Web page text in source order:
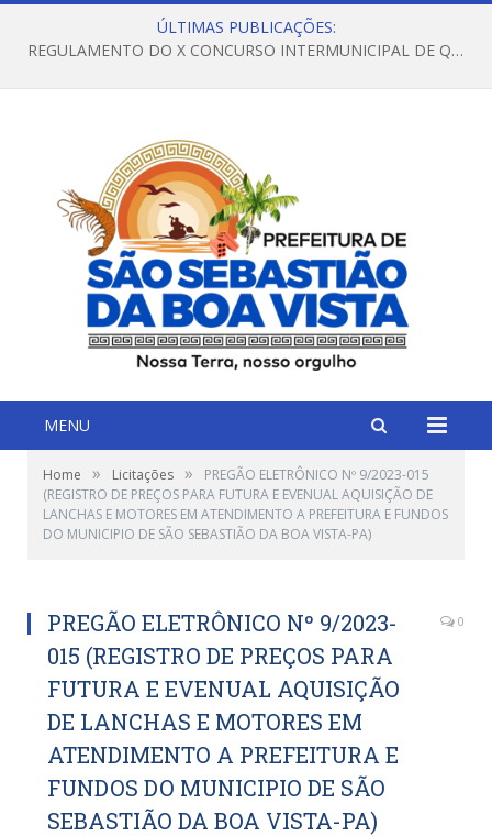
ÚLTIMAS PUBLICAÇÕES:
REGULAMENTO DO X CONCURSO INTERMUNICIPAL DE QUADRILHAS JUNINAS – 2026 – ARRAIÁ DA VENEZA
MENU
Home » Licitações »
PREGÃO ELETRÔNICO Nº 9/2023-015
(REGISTRO DE PREÇOS PARA FUTURA E EVENUAL AQUISIÇÃO DE
LANCHAS E MOTORES EM ATENDIMENTO A PREFEITURA E FUNDOS
DO MUNICIPIO DE SÃO SEBASTIÃO DA BOA VISTA-PA)
PREGÃO ELETRÔNICO Nº 9/2023-
015 (REGISTRO DE PREÇOS PARA
FUTURA E EVENUAL AQUISIÇÃO
DE LANCHAS E MOTORES EM
ATENDIMENTO A PREFEITURA E
FUNDOS DO MUNICIPIO DE SÃO
SEBASTIÃO DA BOA VISTA-PA)
0